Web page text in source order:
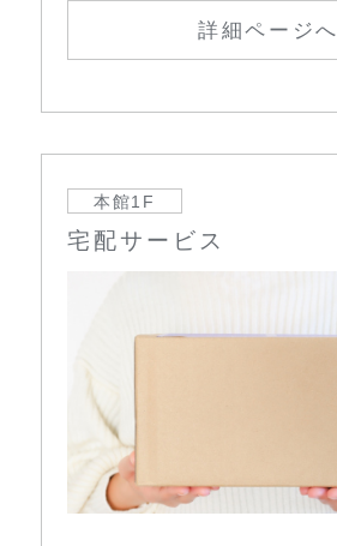
詳細ページへ
本館1F
宅配サービス